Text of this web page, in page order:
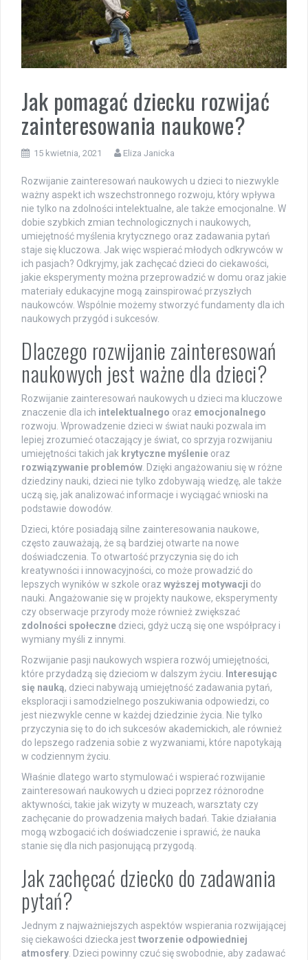
Jak pomagać dziecku rozwijać
zainteresowania naukowe?
15 kwietnia, 2021 Eliza Janicka
Rozwijanie zainteresowań naukowych u dzieci to niezwykle
ważny aspekt ich wszechstronnego rozwoju, który wpływa
nie tylko na zdolności intelektualne, ale także emocjonalne. W
dobie szybkich zmian technologicznych i naukowych,
umiejętność myślenia krytycznego oraz zadawania pytań
staje się kluczowa. Jak więc wspierać młodych odkrywców w
ich pasjach? Odkryjmy, jak zachęcać dzieci do ciekawości,
jakie eksperymenty można przeprowadzić w domu oraz jakie
materiały edukacyjne mogą zainspirować przyszłych
naukowców. Wspólnie możemy stworzyć fundamenty dla ich
naukowych przygód i sukcesów.
Dlaczego rozwijanie zainteresowań
naukowych jest ważne dla dzieci?
Rozwijanie zainteresowań naukowych u dzieci ma kluczowe
znaczenie dla ich intelektualnego oraz emocjonalnego
rozwoju. Wprowadzenie dzieci w świat nauki pozwala im
lepiej zrozumieć otaczający je świat, co sprzyja rozwijaniu
umiejętności takich jak krytyczne myślenie oraz
rozwiązywanie problemów . Dzięki angażowaniu się w różne
dziedziny nauki, dzieci nie tylko zdobywają wiedzę, ale także
uczą się, jak analizować informacje i wyciągać wnioski na
podstawie dowodów.
Dzieci, które posiadają silne zainteresowania naukowe,
często zauważają, że są bardziej otwarte na nowe
doświadczenia. To otwartość przyczynia się do ich
kreatywności i innowacyjności, co może prowadzić do
lepszych wyników w szkole oraz wyższej motywacji do
nauki. Angażowanie się w projekty naukowe, eksperymenty
czy obserwacje przyrody może również zwiększać
zdolności społeczne dzieci, gdyż uczą się one współpracy i
wymiany myśli z innymi.
Rozwijanie pasji naukowych wspiera rozwój umiejętności,
które przydadzą się dzieciom w dalszym życiu.
Interesując
się nauką, dzieci nabywają umiejętność zadawania pytań,
eksploracji i samodzielnego poszukiwania odpowiedzi, co
jest niezwykle cenne w każdej dziedzinie życia. Nie tylko
przyczynia się to do ich sukcesów akademickich, ale również
do lepszego radzenia sobie z wyzwaniami, które napotykają
w codziennym życiu.
Właśnie dlatego warto stymulować i wspierać rozwijanie
zainteresowań naukowych u dzieci poprzez różnorodne
aktywności, takie jak wizyty w muzeach, warsztaty czy
zachęcanie do prowadzenia małych badań. Takie działania
mogą wzbogacić ich doświadczenie i sprawić, że nauka
stanie się dla nich pasjonującą przygodą.
Jak zachęcać dziecko do zadawania
pytań?
Jednym z najważniejszych aspektów wspierania rozwijającej
się ciekawości dziecka jesttworzenie odpowiedniej
atmosfery . Dzieci powinny czuć się swobodnie, aby zadawać